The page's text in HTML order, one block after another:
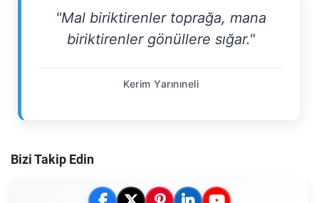
"Mal biriktirenler toprağa, mana
biriktirenler gönüllere sığar."
Kerim Yarınıneli
Bizi Takip Edin